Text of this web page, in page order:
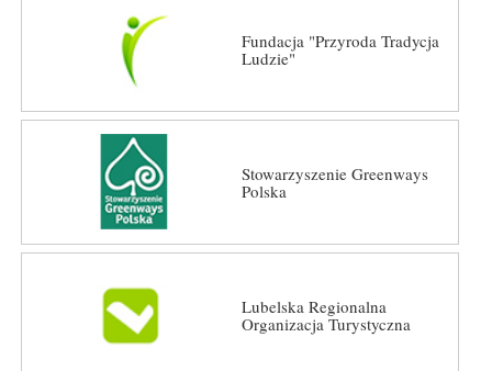
Fundacja "Przyroda Tradycja
Ludzie"
Stowarzyszenie Greenways
Polska
Lubelska Regionalna
Organizacja Turystyczna